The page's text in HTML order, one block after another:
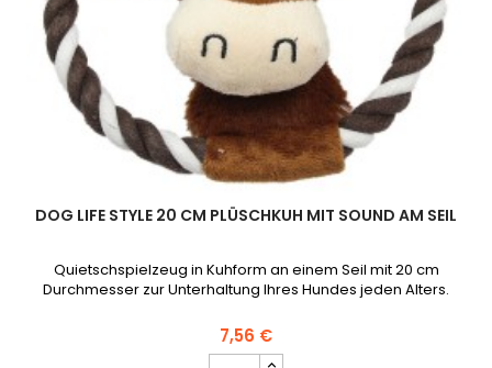
DOG LIFE STYLE 20 CM PLÜSCHKUH MIT SOUND AM SEIL
Quietschspielzeug in Kuhform an einem Seil mit 20 cm
Durchmesser zur Unterhaltung Ihres Hundes jeden Alters.
7,56 €